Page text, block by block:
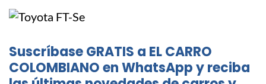
Suscríbase GRATIS a EL CARRO
COLOMBIANO en WhatsApp y reciba